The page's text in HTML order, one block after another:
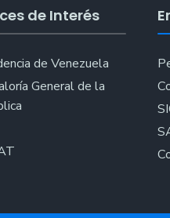
de Interés
de Venezuela
General de la